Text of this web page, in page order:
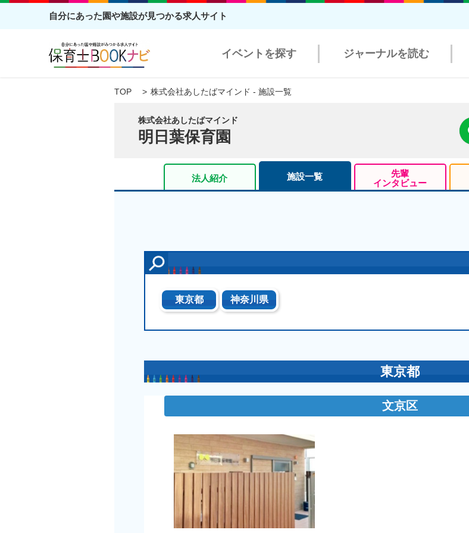
自分にあった園や施設が見つかる求人サイト
イベントを探す ジャーナルを読む
TOP 株式会社あしたばマインド - 施設一覧
株式会社あしたばマインド
明日葉保育園
法人紹介 施設一覧
先輩
インタビュー
東京都 神奈川県
東京都
文京区